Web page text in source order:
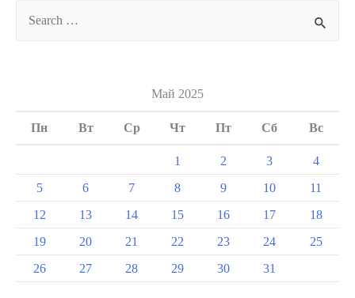
Май 2025
Пн Вт Ср Чт Пт Сб Вс
1 2 3
4
5
6 7 8 9 10
11
12
13 14 15 16 17
18
19
20 21 22 23 24
25
26
27 28 29 30 31